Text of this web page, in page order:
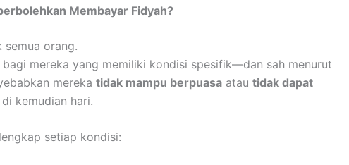
Membayar Fidyah?
semua orang.
bagi mereka yang memiliki kondisi spesifik—dan sah menurut
mereka tidak mampu berpuasa atau tidak dapat
kemudian hari.
setiap kondisi: